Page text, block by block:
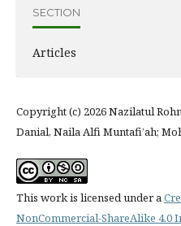
SECTION
Articles
Copyright (c) 2026 Nazilatul
Danial, Naila Alfi Muntafi’ah;
This work is licensed under a
NonCommercial-ShareAlike 4.0